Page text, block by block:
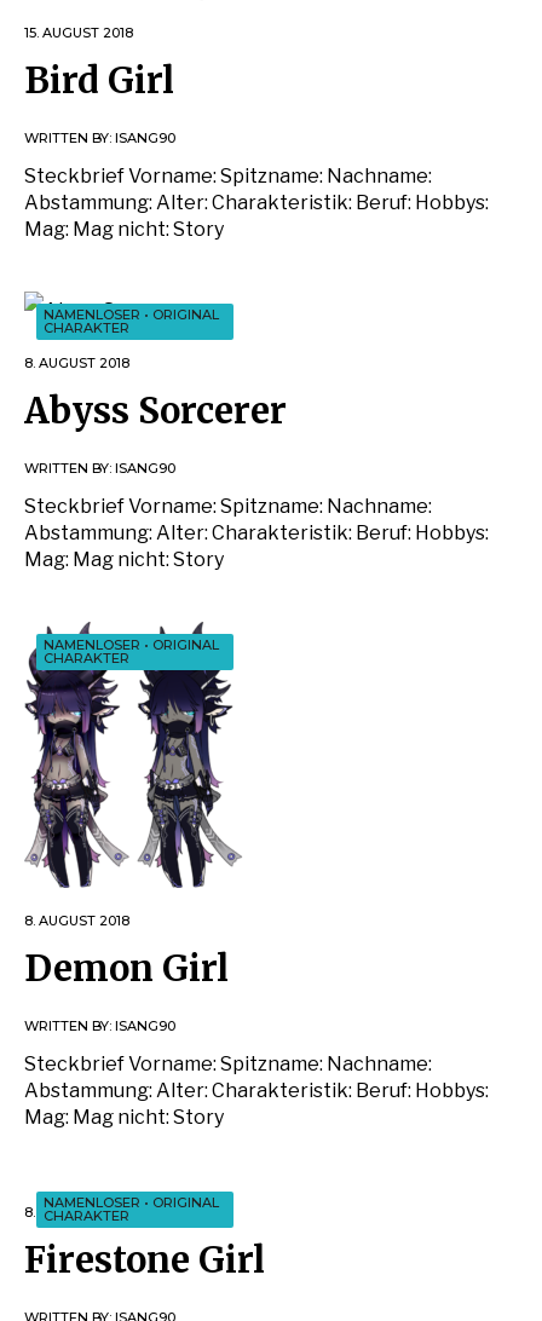
15. AUGUST 2018
Bird Girl
WRITTEN BY: ISANG90
Steckbrief Vorname: Spitzname: Nachname:
Abstammung: Alter: Charakteristik: Beruf: Hobbys:
Mag: Mag nicht: Story
NAMENLOSER • ORIGINAL
CHARAKTER
8. AUGUST 2018
Abyss Sorcerer
WRITTEN BY: ISANG90
Steckbrief Vorname: Spitzname: Nachname:
Abstammung: Alter: Charakteristik: Beruf: Hobbys:
Mag: Mag nicht: Story
NAMENLOSER • ORIGINAL
CHARAKTER
8. AUGUST 2018
Demon Girl
WRITTEN BY: ISANG90
Steckbrief Vorname: Spitzname: Nachname:
Abstammung: Alter: Charakteristik: Beruf: Hobbys:
Mag: Mag nicht: Story
NAMENLOSER • ORIGINAL
CHARAKTER
8. AUGUST 2018
Firestone Girl
WRITTEN BY: ISANG90